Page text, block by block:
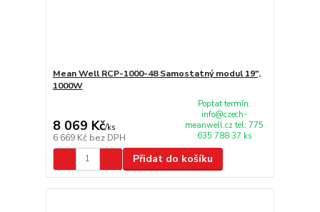
Mean Well RCP-1000-48 Samostatný modul 19",
1000W
8 069 Kč/ks
6 669 Kč bez DPH
Poptat termín:
info@czech-
meanwell.cz tel: 775
635 788 37 ks
Přidat do košíku